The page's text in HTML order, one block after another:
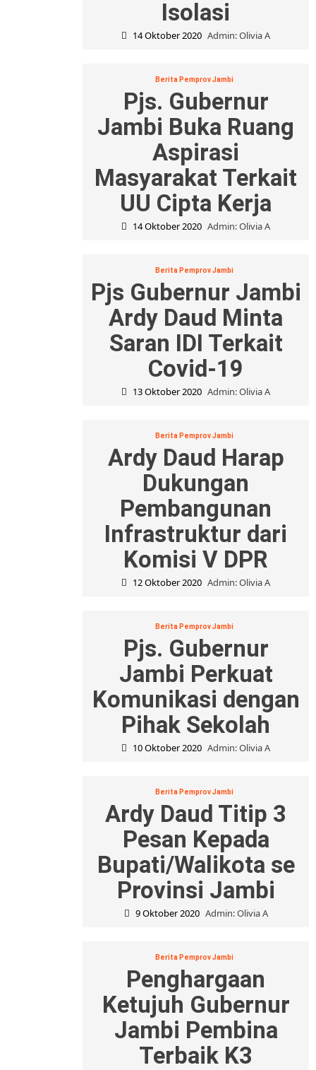
Isolasi
14 Oktober 2020 Admin: Olivia A
Berita Pemprov Jambi
Pjs. Gubernur
Jambi Buka Ruang
Aspirasi
Masyarakat Terkait
UU Cipta Kerja
14 Oktober 2020 Admin: Olivia A
Berita Pemprov Jambi
Pjs Gubernur Jambi
Ardy Daud Minta
Saran IDI Terkait
Covid-19
13 Oktober 2020 Admin: Olivia A
Berita Pemprov Jambi
Ardy Daud Harap
Dukungan
Pembangunan
Infrastruktur dari
Komisi V DPR
12 Oktober 2020 Admin: Olivia A
Berita Pemprov Jambi
Pjs. Gubernur
Jambi Perkuat
Komunikasi dengan
Pihak Sekolah
10 Oktober 2020 Admin: Olivia A
Berita Pemprov Jambi
Ardy Daud Titip 3
Pesan Kepada
Bupati/Walikota se
Provinsi Jambi
9 Oktober 2020 Admin: Olivia A
Berita Pemprov Jambi
Penghargaan
Ketujuh Gubernur
Jambi Pembina
Terbaik K3